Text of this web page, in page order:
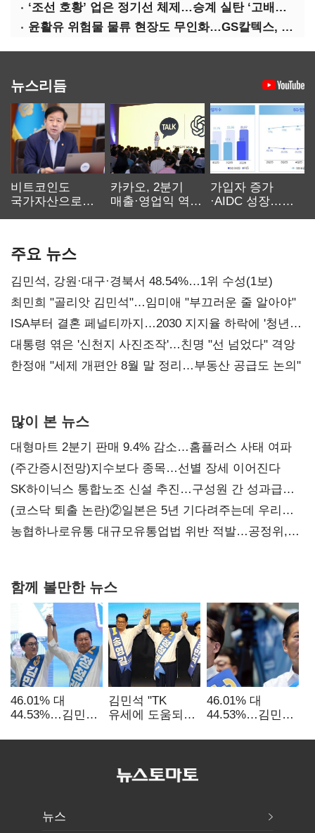
‘조선 호황’ 업은 정기선 체제…승계 실탄 ‘고배당’ 주목
윤활유 위험물 물류 현장도 무인화…GS칼텍스, 디지털 전환 가속
뉴스리듬
비트코인도
국가자산으로…'
카카오, 2분기
매출·영업익 역대
가입자 증가
·AIDC 성장…
주요 뉴스
김민석, 강원·대구·경북서 48.54%…1위 수성(1보)
최민희 "골리앗 김민석"…임미애 "부끄러운 줄 알아야"
ISA부터 결혼 페널티까지…2030 지지율 하락에 '청년
챙기기'
대통령 엮은 '신천지 사진조작'…친명 "선 넘었다" 격앙
한정애 "세제 개편안 8월 말 정리…부동산 공급도 논의"
많이 본 뉴스
대형마트 2분기 판매 9.4% 감소…홈플러스 사태 여파
(주간증시전망)지수보다 종목…선별 장세 이어진다
SK하이닉스 통합노조 신설 추진…구성원 간 성과급
불만 확산
(코스닥 퇴출 논란)②일본은 5년 기다려주는데 우리는
당장 퇴출?…시간만으론 부족한 코스닥 구하기
농협하나로유통 대규모유통업법 위반 적발…공정위,
함께 볼만한 뉴스
46.01% 대
44.53%…김민석·
'초박빙'(종합
김민석 "TK
유세에 도움되는
"벌써 대표된 양
46.01% 대
44.53%…김민석·
'초박빙'(종합)
뉴스